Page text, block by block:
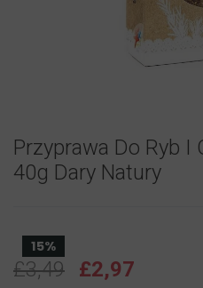
Przyprawa Do Ryb I
40g Dary Natury
15%
£3,49 £2,97